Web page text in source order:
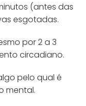
(antes das
esgotadas.
por 2 a 3
circadiano.
pelo qual é
mental.